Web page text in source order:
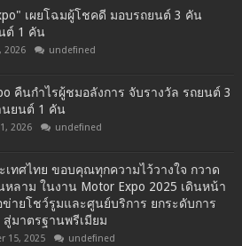
เผยโฉมผู้โชคดี มอบรถยนต์ 3 คัน
ต์ 1 คัน
2026 undefined
คืนกำไรผู้ชมอลังการ จับรางวัล รถยนต์ 3
นยนต์ 1 คัน
2026 undefined
เทศไทย ขอบคุณทุกความไว้วางใจ กวาด
หลาม ในงาน Motor Expo 2025 เดินหน้า
ข่ายโชว์รูมและศูนย์บริการ ยกระดับการ
มาตรฐานพรีเมียม
15, 2025 undefined